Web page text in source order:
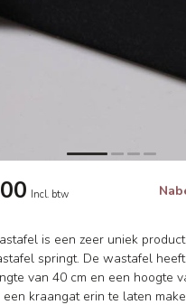
Incl. btw
is een zeer uniek
springt. De wastafel
van 40 cm en een hoogte
kraangat erin te laten